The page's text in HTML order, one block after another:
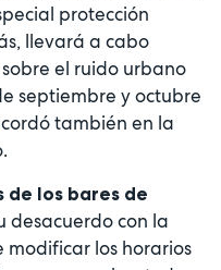
protección
llevará a cabo
el ruido urbano
septiembre y octubre
también en la
los bares de
desacuerdo con la
los horarios